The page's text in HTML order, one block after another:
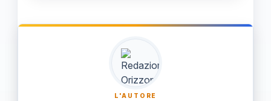
coordinandosi con l'Università e gli
altri docenti per la progettazione dei
conclusivo né le disposizioni vigenti
per il rilascio dei titoli di studio. Il
giudizio sulle attività del Laboratorio
Matematico sarà invece espresso
L'AUTORE